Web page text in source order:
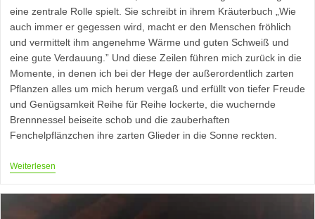
eine zentrale Rolle spielt. Sie schreibt in ihrem Kräuterbuch „Wie
auch immer er gegessen wird, macht er den Menschen fröhlich
und vermittelt ihm angenehme Wärme und guten Schweiß und
eine gute Verdauung.” Und diese Zeilen führen mich zurück in die
Momente, in denen ich bei der Hege der außerordentlich zarten
Pflanzen alles um mich herum vergaß und erfüllt von tiefer Freude
und Genügsamkeit Reihe für Reihe lockerte, die wuchernde
Brennnessel beiseite schob und die zauberhaften
Fenchelpflänzchen ihre zarten Glieder in die Sonne reckten.
WeiterlesenFoeniculum